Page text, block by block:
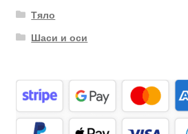
Тяло
Шаси и оси